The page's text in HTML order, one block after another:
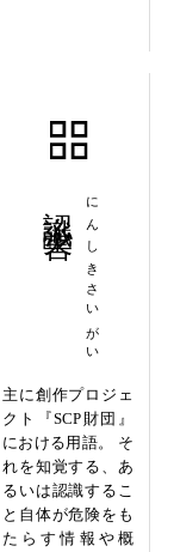
にんしきさいがい
主に創作プロジェ
クト『SCP財団』
における用語。 そ
れを知覚する、あ
るいは認識するこ
と自体が危険をも
たらす情報や概